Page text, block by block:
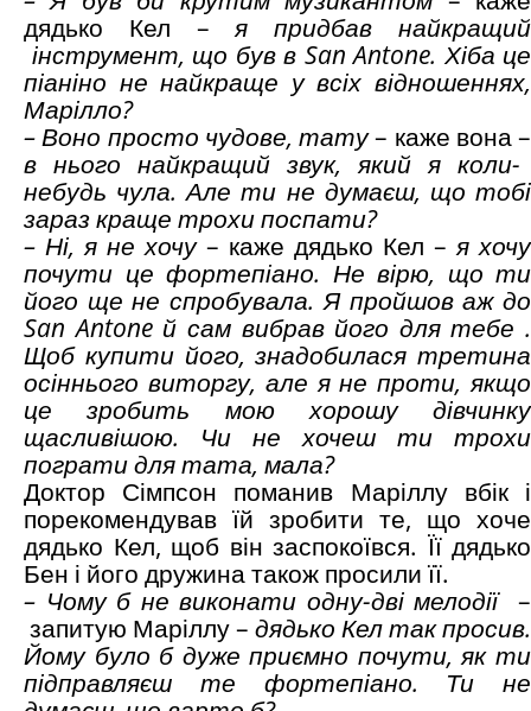
дядько Кел –я придбав найкращий
інструмент, що був в San Antone. Хіба це
піаніно не найкраще у всіх відношеннях,
Марілло?
– Воно просто чудове, тату– каже вона –
в нього найкращий звук, який я коли-
небудь чула. Але ти не думаєш, що тобі
зараз краще трохи поспати?
– Ні, я не хочу – каже дядько Кел – я хочу
почути це фортепіано. Не вірю, що ти
його ще не спробувала. Я пройшов аж до
San Antone й сам вибрав його для тебе .
Щоб купити його, знадобилася третина
осіннього виторгу, але я не проти, якщо
це зробить мою хорошу дівчинку
щасливішою. Чи не хочеш ти трохи
пограти для тата, мала?
Доктор Сімпсон поманив Маріллу вбік і
порекомендував їй зробити те, що хоче
дядько Кел, щоб він заспокоївся. Її дядько
Бен і його дружина також просили її.
– Чому б не виконати одну-дві мелодії –
запитую Маріллу – дядько Кел так просив.
Йому було б дуже приємно почути, як ти
підправляєш те фортепіано. Ти не